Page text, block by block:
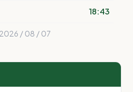
18:43
2026 / 08 / 07